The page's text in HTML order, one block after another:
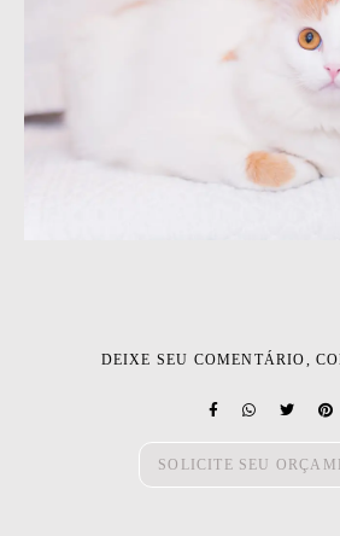
DEIXE SEU COMENTÁRIO,
SOLICITE SEU